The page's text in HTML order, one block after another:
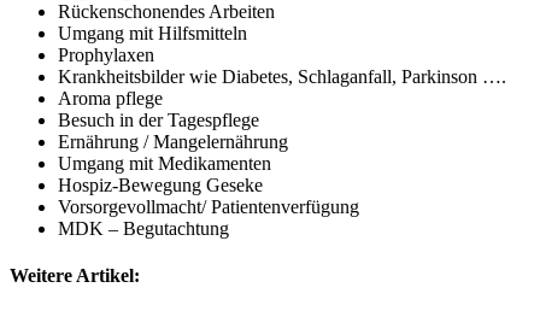
Rückenschonendes Arbeiten
Umgang mit Hilfsmitteln
Prophylaxen
Krankheitsbilder wie Diabetes, Schlaganfall, Parkinson ….
Aroma pflege
Besuch in der Tagespflege
Ernährung / Mangelernährung
Umgang mit Medikamenten
Hospiz-Bewegung Geseke
Vorsorgevollmacht/ Patientenverfügung
MDK – Begutachtung
Weitere Artikel: